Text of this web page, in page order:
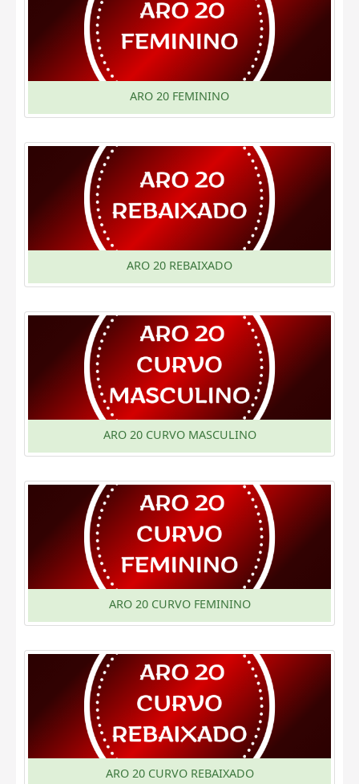
ARO 20 FEMININO
ARO 20 REBAIXADO
ARO 20 CURVO MASCULINO
ARO 20 CURVO FEMININO
ARO 20 CURVO REBAIXADO